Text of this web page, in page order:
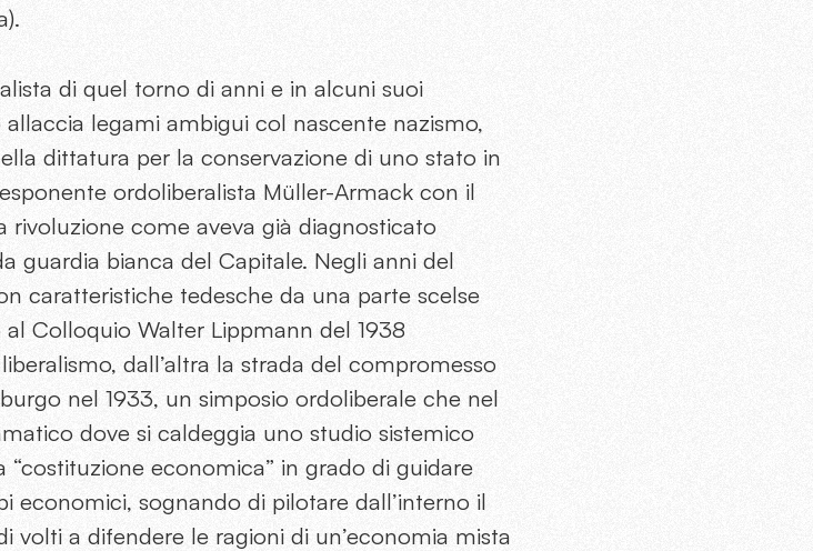
di quel torno di anni e in alcuni suoi
legami ambigui col nascente nazismo,
dittatura per la conservazione di uno stato in
ordoliberalista Müller-Armack con il
rivoluzione come aveva già diagnosticato
guardia bianca del Capitale. Negli anni del
caratteristiche tedesche da una parte scelse
al Colloquio Walter Lippmann del 1938
dall’altra la strada del compromesso
nel 1933, un simposio ordoliberale che nel
dove si caldeggia uno studio sistemico
economica” in grado di guidare
economici, sognando di pilotare dall’interno il
volti a difendere le ragioni di un’economia mista